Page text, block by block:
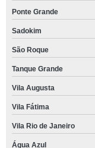
Ponte Grande
Sadokim
São Roque
Tanque Grande
Vila Augusta
Vila Fátima
Vila Rio de Janeiro
Água Azul